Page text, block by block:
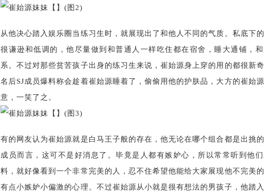
从他决心踏入娱乐圈当练习生时，就展现出了和他人不同的气质。私底下
很谦逊和低调的，他尽量做到和普通人一样吃住都在宿舍，睡大通铺，
系。不过对那些贫苦孩子出身的练习生来说，崔始源身上穿的用的都很新
名后SJ成员爆料称会趁着崔始源睡着了，偷偷用他的护肤品，大方的崔始
意，一笑了之。
有的网友认为崔始源就是白马王子般的存在，他无论在哪个组合都是出挑
成员而言，这可不是好消息了。毕竟是人都有嫉妒心，所以常常听到他
料，就好像看到一个非常完美的人，忍不住希望他能给大家展现他不完美
有点小嫉妒小偏激的心理。不过崔始源从小就是很有想法的男孩子，他踏